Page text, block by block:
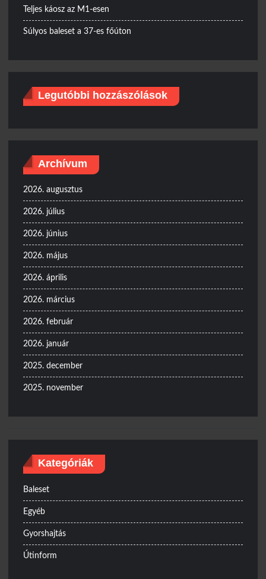
Teljes káosz az M1-esen
Súlyos baleset a 37-es főúton
Legutóbbi hozzászólások
Archívum
2026. augusztus
2026. július
2026. június
2026. május
2026. április
2026. március
2026. február
2026. január
2025. december
2025. november
Kategóriák
Baleset
Egyéb
Gyorshajtás
Útinform